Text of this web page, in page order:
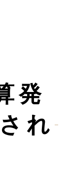
発
れ